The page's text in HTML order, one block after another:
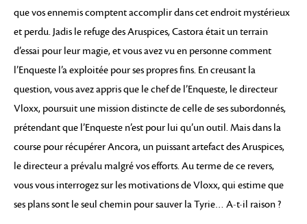
que vos ennemis comptent accomplir dans cet endroit mystérieux
et perdu. Jadis le refuge des Aruspices, Castora était un terrain
d’essai pour leur magie, et vous avez vu en personne comment
l’Enqueste l’a exploitée pour ses propres fins. En creusant la
question, vous avez appris que le chef de l’Enqueste, le directeur
Vloxx, poursuit une mission distincte de celle de ses subordonnés,
prétendant que l’Enqueste n’est pour lui qu’un outil. Mais dans la
course pour récupérer Ancora, un puissant artefact des Aruspices,
le directeur a prévalu malgré vos efforts. Au terme de ce revers,
vous vous interrogez sur les motivations de Vloxx, qui estime que
ses plans sont le seul chemin pour sauver la Tyrie… A-t-il raison ?